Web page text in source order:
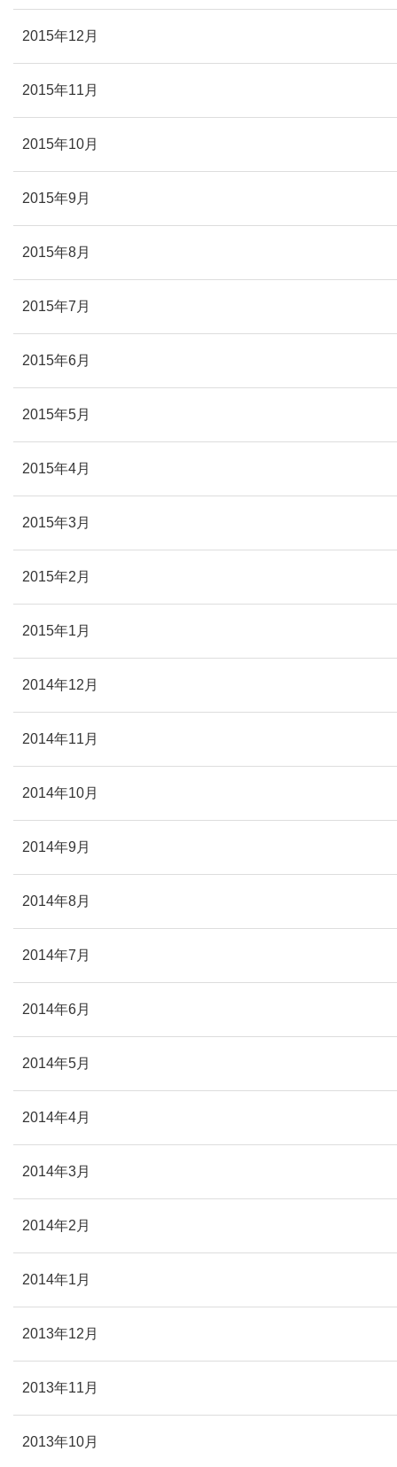
2015年12月
2015年11月
2015年10月
2015年9月
2015年8月
2015年7月
2015年6月
2015年5月
2015年4月
2015年3月
2015年2月
2015年1月
2014年12月
2014年11月
2014年10月
2014年9月
2014年8月
2014年7月
2014年6月
2014年5月
2014年4月
2014年3月
2014年2月
2014年1月
2013年12月
2013年11月
2013年10月